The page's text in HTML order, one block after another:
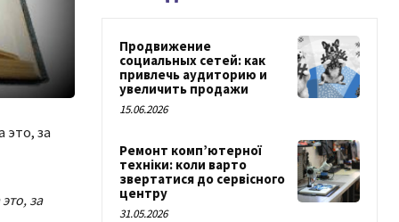
это, за
за
Продвижение
социальных сетей: как
привлечь аудиторию и
увеличить продажи
15.06.2026
Ремонт комп’ютерної
техніки: коли варто
звертатися до сервісного
центру
31.05.2026